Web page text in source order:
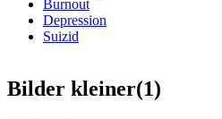
Burnout
Depression
Suizid
Bilder kleiner(1)